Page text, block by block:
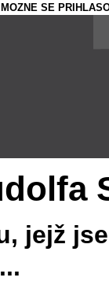
SE
jejž